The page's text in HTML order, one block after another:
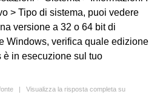
> Tipo di sistema, puoi vedere
versione a 32 o 64 bit di
Windows, verifica quale edizione
in esecuzione sul tuo
| Visualizza la risposta completa su